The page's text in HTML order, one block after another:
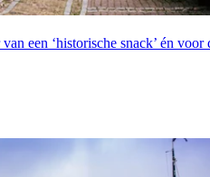
een ‘historische snack’ én